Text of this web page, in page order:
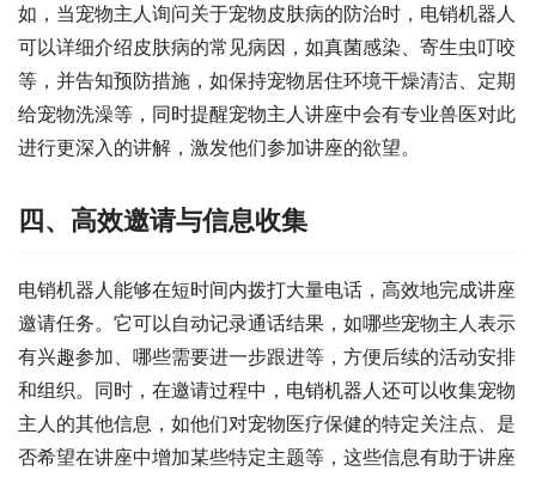
如，当宠物主人询问关于宠物皮肤病的防治时，电销机器人
可以详细介绍皮肤病的常见病因，如真菌感染、寄生虫叮咬
等，并告知预防措施，如保持宠物居住环境干燥清洁、定期
给宠物洗澡等，同时提醒宠物主人讲座中会有专业兽医对此
进行更深入的讲解，激发他们参加讲座的欲望。
四、高效邀请与信息收集
电销机器人能够在短时间内拨打大量电话，高效地完成讲座
邀请任务。它可以自动记录通话结果，如哪些宠物主人表示
有兴趣参加、哪些需要进一步跟进等，方便后续的活动安排
和组织。同时，在邀请过程中，电销机器人还可以收集宠物
主人的其他信息，如他们对宠物医疗保健的特定关注点、是
否希望在讲座中增加某些特定主题等，这些信息有助于讲座